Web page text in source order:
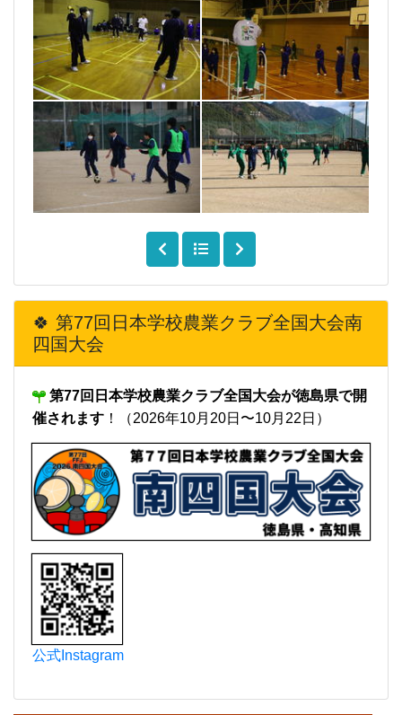
🍀 第77回日本学校農業クラブ全国大会南
四国大会
第77回日本学校農業クラブ全国大会が徳島県で開
催されます ！（2026年10月20日〜10月22日）
公式Instagram